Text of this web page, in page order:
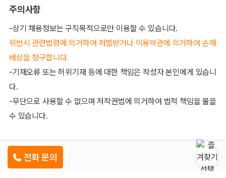
주의사항
-상기 채용정보는 구직목적으로만 이용할 수 있습니다.
위반시 관련법령에 의거하여 처벌받거나 이용약관에 의거하여 손해
배상을 청구합니다.
-기재오류 또는 허위기재 등에 대한 책임은 작성자 본인에게 있습니
다.
-무단으로 사용할 수 없으며 저작권법에 의거하여 법적 책임을 물을
수 있습니다.
전화 문의